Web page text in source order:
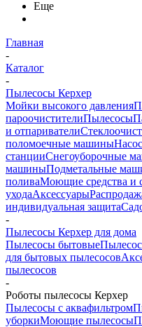
Еще
Главная
-
Каталог
-
Пылесосы Керхер
Мойки высокого давления
пароочистителиПылесосы
и отпариватели
поломоечные машины
станцииСнегоуборочные
машиныПодметальные
поливаМоющие средства и
уходаАксессуары
индивидуальная защита
-
Пылесосы Керхер для дома
Пылесосы бытовые
для бытовых пылесосов
пылесосов
-
Роботы пылесосы Керхер
Пылесосы с аквафильтром
уборкиМоющие пылесосы